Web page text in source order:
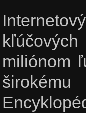
miliónom